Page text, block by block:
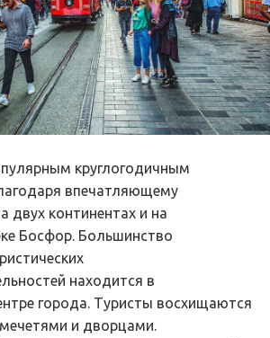
круглогодичным
впечатляющему
двух континентах и на
Босфор. Большинство
находится в
города. Туристы восхищаются
и дворцами.